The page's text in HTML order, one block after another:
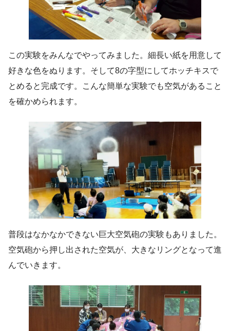
この実験をみんなでやってみました。細長い紙を用意して
好きな色をぬります。そして8の字型にしてホッチキスで
とめると完成です。こんな簡単な実験でも空気があること
を確かめられます。
普段はなかなかできない巨大空気砲の実験もありました。
空気砲から押し出された空気が、大きなリングとなって進
んでいきます。